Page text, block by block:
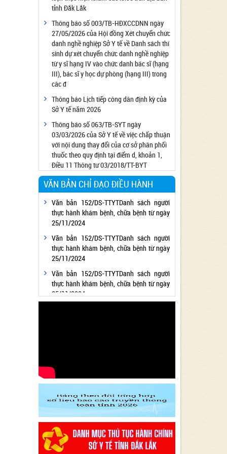
Công bố đủ điều kiện cung cấp dịch vụ diệt
côn trùng, diệt khuẩn bằng chế phẩm
Công bố cơ sở đủ điều kiện quan trắc môi
trường lao động
Công bố hồ sơ về trang thiết bị y tế
Công bố cơ sở đủ điều kiện tiêm chủng
Cơ sở Massage đủ điều kiện hoạt động
Cơ sở thẩm mỹ đủ điều kiện hoạt động
tỉnh Đắk Lắk
Thông báo số 003/TB-HĐXCCDNN ngày
27/05/2026 của Hội đồng Xét chuyển chức
danh nghề nghiệp Sở Y tế về Danh sách thí
sinh dự xét chuyển chức danh nghề nghiệp
từ y sĩ hạng IV vào chức danh bác sĩ (hạng
III), bác sĩ y học dự phòng (hạng III) trong
các đ
Thông báo Lịch tiếp công dân định kỳ của
Sở Y tế năm 2026
Thông báo số 063/TB-SYT ngày
03/03/2026 của Sở Y tế về việc chấp thuận
với nội dung thay đổi của cơ sở phân phối
thuốc theo quy định tại điểm d, khoản 1,
Điều 11 Thông tư 03/2018/TT-BYT
VĂN BẢN CHỈ ĐẠO ĐIỀU HÀNH
Văn bản 152/DS-TTYTDanh sách người
thực hành khám bệnh, chữa bệnh từ ngày
25/11/2024
Văn bản 152/DS-TTYTDanh sách người
thực hành khám bệnh, chữa bệnh từ ngày
25/11/2024
Văn bản 152/DS-TTYTDanh sách người
thực hành khám bệnh, chữa bệnh từ ngày
25/11/2024
2024 - Lĩnh vực Y tế
Văn bản 24/KH-SYT về việc thực hiện
Chương trình hành động thực hiện Nghị
quyết số 01/NQ-CP ngày 05/01/2024 của
Chính phủ về nhiệm vụ, giải pháp chủ yếu
thực hiện Kế hoạch phát triển kinh tế - xã
hội và Dự toán ngân sách nhà nước năm
2024 - Lĩnh vực Y tế